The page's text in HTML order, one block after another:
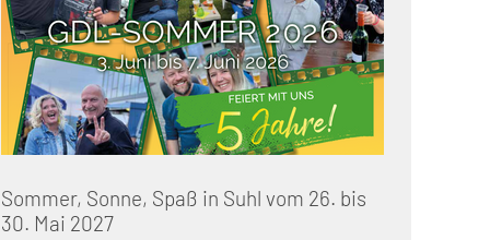
Sommer, Sonne, Spaß in Suhl vom 26. bis
30. Mai 2027